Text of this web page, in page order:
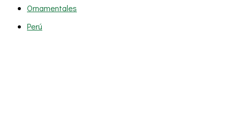
Ornamentales
Perú